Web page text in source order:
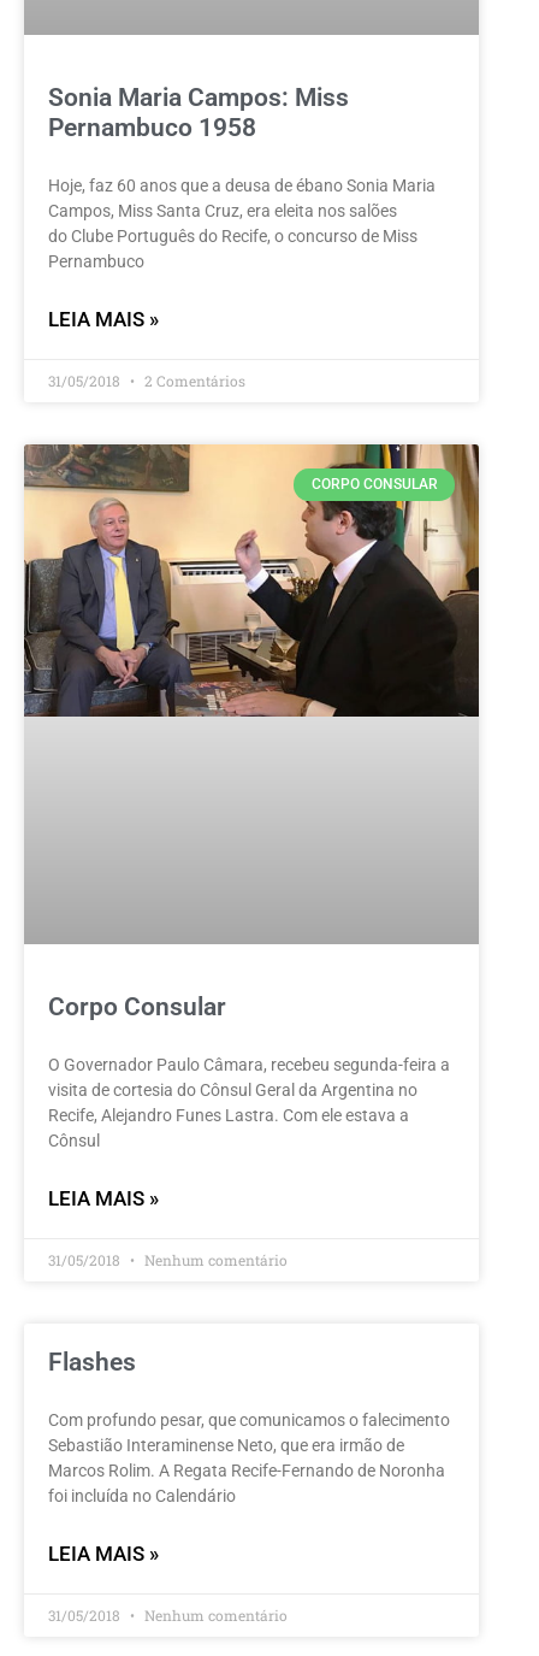
Sonia Maria Campos: Miss
Pernambuco 1958
Hoje, faz 60 anos que a deusa de ébano Sonia Maria
Campos, Miss Santa Cruz, era eleita nos salões
do Clube Português do Recife, o concurso de Miss
Pernambuco
LEIA MAIS »
31/05/2018 2 Comentários
CORPO CONSULAR
Corpo Consular
O Governador Paulo Câmara, recebeu segunda-feira a
visita de cortesia do Cônsul Geral da Argentina no
Recife, Alejandro Funes Lastra. Com ele estava a
Cônsul
LEIA MAIS »
31/05/2018 Nenhum comentário
Flashes
Com profundo pesar, que comunicamos o falecimento
Sebastião Interaminense Neto, que era irmão de
Marcos Rolim. A Regata Recife-Fernando de Noronha
foi incluída no Calendário
LEIA MAIS »
31/05/2018 Nenhum comentário